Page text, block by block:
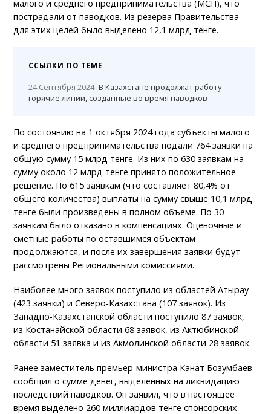
малого и среднего предпринимательства (МСП), что
пострадали от паводков. Из резерва Правительства
для этих целей было выделено 12,1 млрд тенге.
ССЫЛКИ ПО ТЕМЕ
24 Сентября 2024 В Казахстане продолжат работу
горячие линии, созданные во время паводков
По состоянию на 1 октября 2024 года субъекты малого
и среднего предпринимательства подали 764 заявки на
общую сумму 15 млрд тенге. Из них по 630 заявкам на
сумму около 12 млрд тенге принято положительное
решение. По 615 заявкам (что составляет 80,4% от
общего количества) выплаты на сумму свыше 10,1 млрд
тенге были произведены в полном объеме. По 30
заявкам было отказано в компенсациях. Оценочные и
сметные работы по оставшимся объектам
продолжаются, и после их завершения заявки будут
рассмотрены Региональными комиссиями.
Наиболее много заявок поступило из областей Атырау
(423 заявки) и Северо-Казахстана (107 заявок). Из
Западно-Казахстанской области поступило 87 заявок,
из Костанайской области 68 заявок, из Актюбинской
области 51 заявка и из Акмолинской области 28 заявок.
Ранее заместитель премьер-министра Канат Бозумбаев
сообщил о сумме денег, выделенных на ликвидацию
последствий паводков. Он заявил, что в настоящее
время выделено 260 миллиардов тенге спонсорских